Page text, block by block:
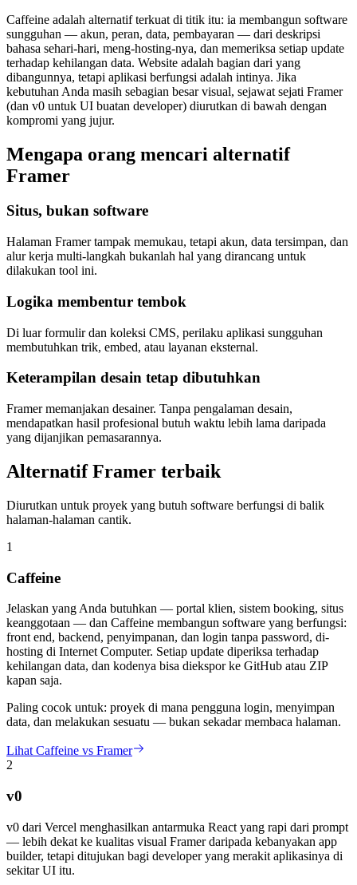
Caffeine adalah alternatif terkuat di titik itu: ia membangun software
sungguhan — akun, peran, data, pembayaran — dari deskripsi
bahasa sehari-hari, meng-hosting-nya, dan memeriksa setiap update
terhadap kehilangan data. Website adalah bagian dari yang
dibangunnya, tetapi aplikasi berfungsi adalah intinya. Jika
kebutuhan Anda masih sebagian besar visual, sejawat sejati Framer
(dan v0 untuk UI buatan developer) diurutkan di bawah dengan
kompromi yang jujur.
Mengapa orang mencari alternatif
Framer
Situs, bukan software
Halaman Framer tampak memukau, tetapi akun, data tersimpan, dan
alur kerja multi-langkah bukanlah hal yang dirancang untuk
dilakukan tool ini.
Logika membentur tembok
Di luar formulir dan koleksi CMS, perilaku aplikasi sungguhan
membutuhkan trik, embed, atau layanan eksternal.
Keterampilan desain tetap dibutuhkan
Framer memanjakan desainer. Tanpa pengalaman desain,
mendapatkan hasil profesional butuh waktu lebih lama daripada
yang dijanjikan pemasarannya.
Alternatif Framer terbaik
Diurutkan untuk proyek yang butuh software berfungsi di balik
halaman-halaman cantik.
1
Caffeine
Jelaskan yang Anda butuhkan — portal klien, sistem booking, situs
keanggotaan — dan Caffeine membangun software yang berfungsi:
front end, backend, penyimpanan, dan login tanpa password, di-
hosting di Internet Computer. Setiap update diperiksa terhadap
kehilangan data, dan kodenya bisa diekspor ke GitHub atau ZIP
kapan saja.
Paling cocok untuk: proyek di mana pengguna login, menyimpan
data, dan melakukan sesuatu — bukan sekadar membaca halaman.
Lihat Caffeine vs Framer
2
v0
v0 dari Vercel menghasilkan antarmuka React yang rapi dari prompt
— lebih dekat ke kualitas visual Framer daripada kebanyakan app
builder, tetapi ditujukan bagi developer yang merakit aplikasinya di
sekitar UI itu.